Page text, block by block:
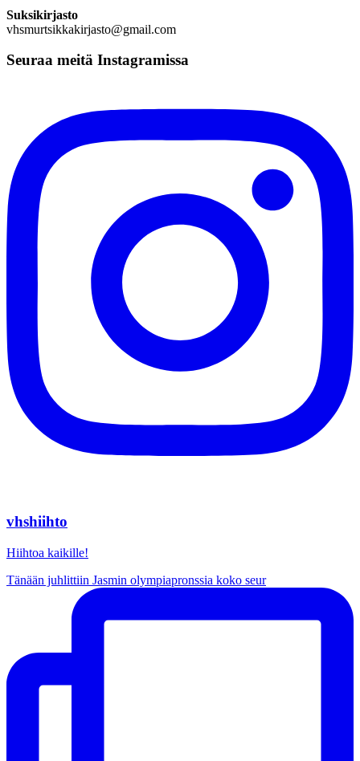
Suksikirjasto
vhsmurtsikkakirjasto@gmail.com
Seuraa meitä Instagramissa
vhshiihto
Hiihtoa kaikille!
Tänään juhlittiin Jasmin olympiapronssia koko seur